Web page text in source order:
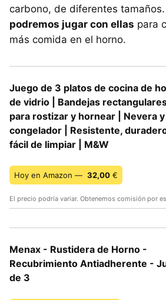
carbono, de diferentes
podremos jugar con ellas para
más comida en el horno.
Juego de 3 platos de cocina de
de vidrio | Bandejas
para rostizar y hornear | Nevera y
congelador | Resistente,
fácil de limpiar | M&W
Hoy en Amazon — 32,00 €
El precio podría variar. Obtenemos comisión por
Menax - Rustidera de Horno -
Recubrimiento Antiadherente -
de 3